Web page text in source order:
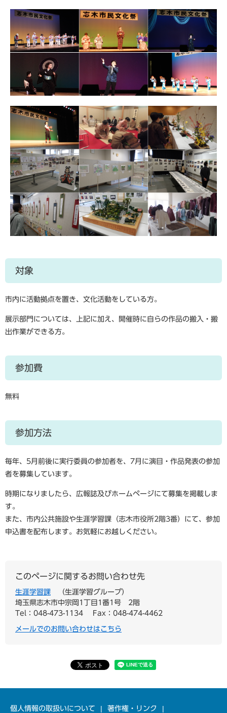
対象
市内に活動拠点を置き、文化活動をしている方。
展示部門については、上記に加え、開催時に自らの作品の搬入・搬
出作業ができる方。
参加費
無料
参加方法
毎年、5月前後に実行委員の参加者を、7月に演目・作品発表の参加
者を募集しています。
時期になりましたら、広報誌及びホームページにて募集を掲載しま
す。
また、市内公共施設や生涯学習課（志木市役所2階3番）にて、参加
申込書を配布します。お気軽にお越しください。
このページに関するお問い合わせ先
生涯学習課
生涯学習グループ
埼玉県志木市中宗岡1丁目1番1号 2階
Tel：048-473-1134
Fax：048-474-4462
メールでのお問い合わせはこちら
個人情報の取扱いについて 著作権・リンク